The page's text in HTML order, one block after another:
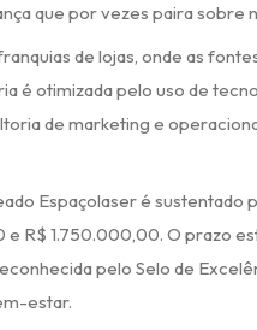
que por vezes paira sobre
de lojas, onde as
é otimizada pelo uso de
de marketing e
Espaçolaser é
R$ 1.750.000,00. O prazo
pelo Selo de
estar.